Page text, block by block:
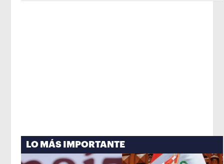
LO MÁS IMPORTANTE